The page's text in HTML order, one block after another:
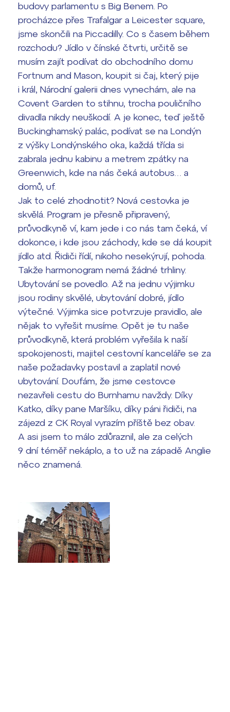
budovy parlamentu s Big Benem. Po
procházce přes Trafalgar a Leicester square,
jsme skončili na Piccadilly. Co s časem během
rozchodu? Jídlo v čínské čtvrti, určitě se
musím zajít podívat do obchodního domu
Fortnum and Mason, koupit si čaj, který pije
i král, Národní galerii dnes vynechám, ale na
Covent Garden to stihnu, trocha pouličního
divadla nikdy neuškodí. A je konec, teď ještě
Buckinghamský palác, podívat se na Londýn
z výšky Londýnského oka, každá třída si
zabrala jednu kabinu a metrem zpátky na
Greenwich, kde na nás čeká autobus… a
domů, uf.
Jak to celé zhodnotit? Nová cestovka je
skvělá. Program je přesně připravený,
průvodkyně ví, kam jede i co nás tam čeká, ví
dokonce, i kde jsou záchody, kde se dá koupit
jídlo atd. Řidiči řídí, nikoho nesekýrují, pohoda.
Takže harmonogram nemá žádné trhliny.
Ubytování se povedlo. Až na jednu výjimku
jsou rodiny skvělé, ubytování dobré, jídlo
výtečné. Výjimka sice potvrzuje pravidlo, ale
nějak to vyřešit musíme. Opět je tu naše
průvodkyně, která problém vyřešila k naší
spokojenosti, majitel cestovní kanceláře se za
naše požadavky postavil a zaplatil nové
ubytování. Doufám, že jsme cestovce
nezavřeli cestu do Burnhamu navždy. Díky
Katko, díky pane Maršíku, díky páni řidiči, na
zájezd z CK Royal vyrazím příště bez obav.
A asi jsem to málo zdůraznil, ale za celých
9 dní téměř nekáplo, a to už na západě Anglie
něco znamená.